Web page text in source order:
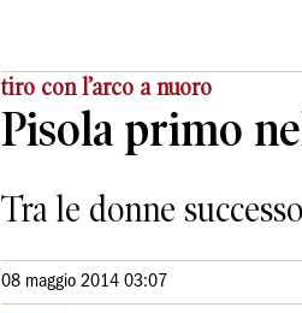
tiro con l’arco a nuoro
Pisola primo
Tra le donne
08 maggio 2014 03:07